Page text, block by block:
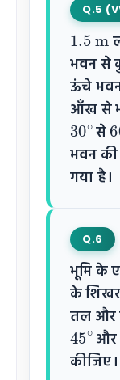
Q.5
1.5m
भवन से
ऊंचे
आँख से
30∘
से
भवन
गया है।
Q.6
भूमि के
के
तल और
45∘
और
कीजिए।